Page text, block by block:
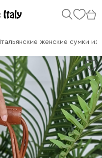
женские сумки